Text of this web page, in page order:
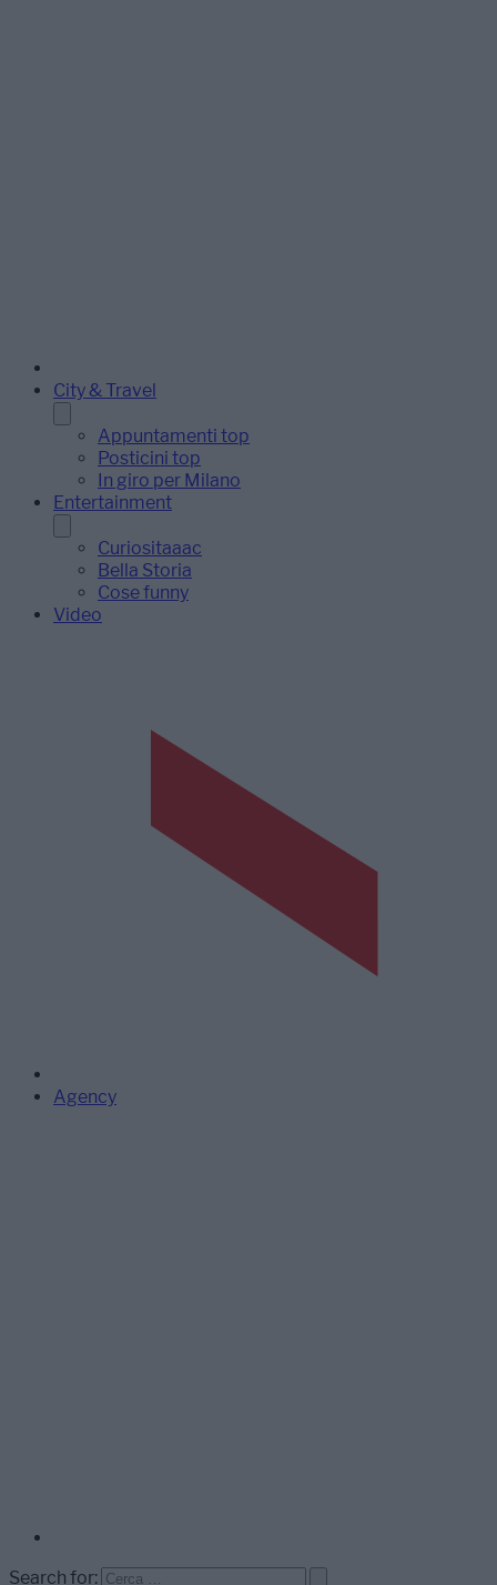
City & Travel
Appuntamenti top
Posticini top
In giro per Milano
Entertainment
Curiositaaac
Bella Storia
Cose funny
Video
Agency
Search for: